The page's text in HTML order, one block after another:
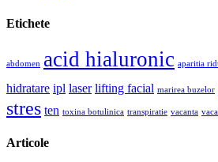
Etichete
abdomen acid hialuronic aparitia
hidratare ipl laser lifting facial marirea buzelor
stres ten toxina botulinica transpiratie vacanta
Articole